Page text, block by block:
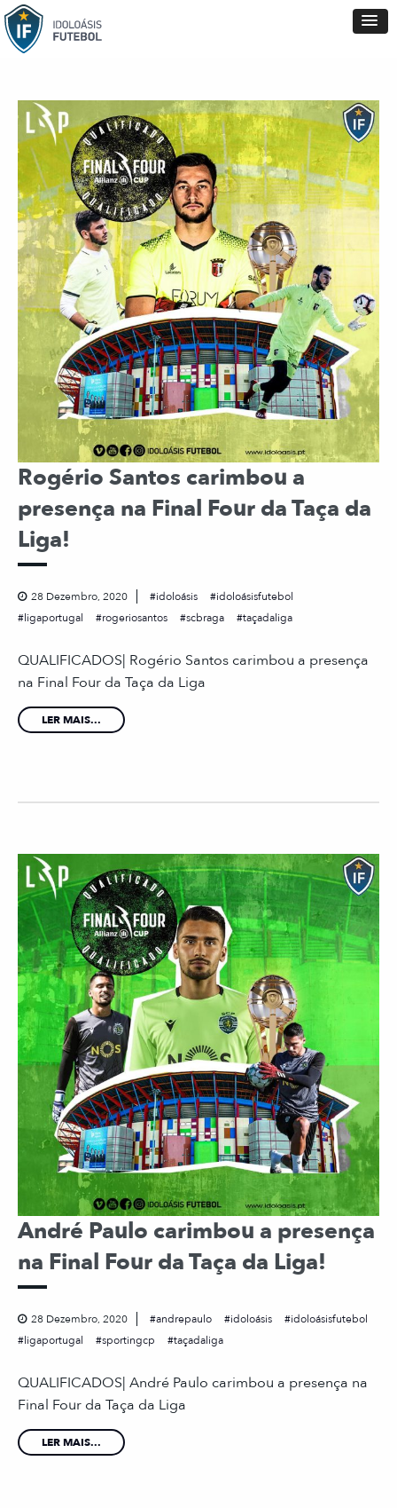
Rogério Santos carimbou a
presença na Final Four da Taça da
Liga!
28 Dezembro, 2020 idoloásis
idoloásisfutebol
ligaportugal
rogeriosantos scbraga taçadaliga
QUALIFICADOS| Rogério Santos carimbou a presença
na Final Four da Taça da Liga
LER MAIS...
André Paulo carimbou a presença
na Final Four da Taça da Liga!
28 Dezembro, 2020 andrepaulo idoloásis
idoloásisfutebol
ligaportugal
sportingcp taçadaliga
QUALIFICADOS| André Paulo carimbou a presença na
Final Four da Taça da Liga
LER MAIS...